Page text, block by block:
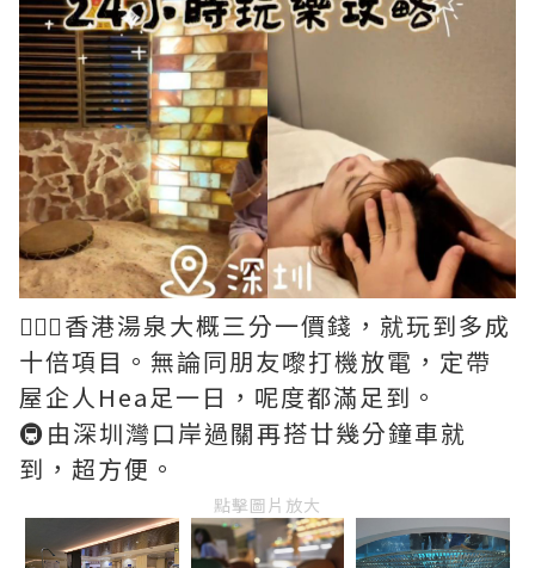
💆🏻‍♀️香港湯泉大概三分一價錢，就玩到多成
十倍項目。無論同朋友嚟打機放電，定帶
屋企人Hea足一日，呢度都滿足到。
🚇由深圳灣口岸過關再搭廿幾分鐘車就
到，超方便。
點擊圖片放大